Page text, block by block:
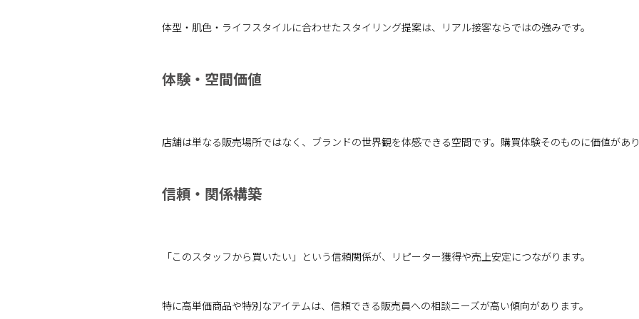
体型・肌色・ライフスタイルに合わせたスタイリング提案は、リアル接客ならではの強みです。
体験・空間価値
店舗は単なる販売場所ではなく、ブランドの世界観を体感できる空間です。購買体験そのものに価値があ
信頼・関係構築
「このスタッフから買いたい」という信頼関係が、リピーター獲得や売上安定につながります。
特に高単価商品や特別なアイテムは、信頼できる販売員への相談ニーズが高い傾向があります。